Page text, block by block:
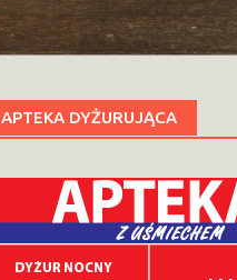
APTEKA DYŻURUJĄCA